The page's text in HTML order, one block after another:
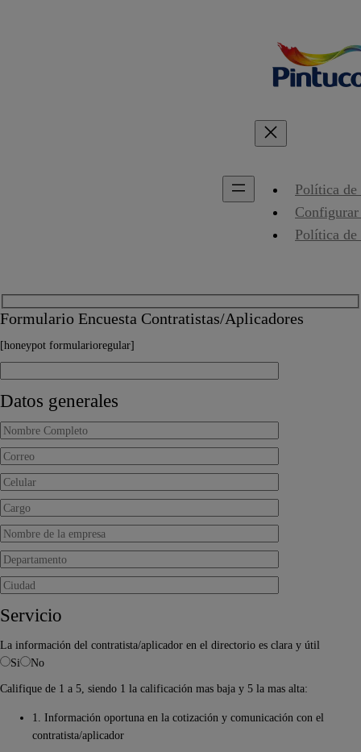
Política de
Política
Formulario Encuesta Contratistas/Aplicadores
[honeypot formularioregular]
Datos generales
Servicio
La información del contratista/aplicador en el directorio es clara y útil
Si
No
Califique de 1 a 5, siendo 1 la calificación mas baja y 5 la mas alta:
1. Información oportuna en la cotización y comunicación con el
contratista/aplicador